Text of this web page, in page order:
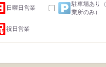
日曜日営業
駐車場あり
業所のみ）
祝日営業